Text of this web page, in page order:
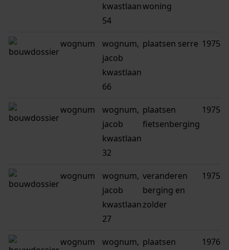
kwastlaan
54
woning
wognum
wognum,
jacob
kwastlaan
66
plaatsen serre 1975
wognum
wognum,
jacob
kwastlaan
32
plaatsen
fietsenberging
1975
wognum
wognum,
jacob
kwastlaan
27
veranderen
berging en
zolder
1975
wognum wognum, plaatsen 1976